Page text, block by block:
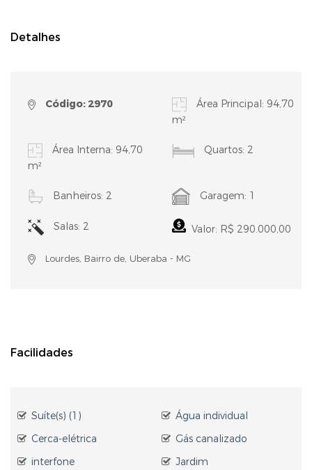
Detalhes
Código: 2970
Área Principal: 94,70
m²
Área Interna: 94,70
m²
Quartos: 2
Banheiros: 2 Garagem: 1
Salas: 2 Valor: R$ 290.000,00
Lourdes, Bairro de, Uberaba - MG
Facilidades
Suíte(s) (1)
Água individual
Cerca-elétrica
Gás canalizado
interfone
Jardim